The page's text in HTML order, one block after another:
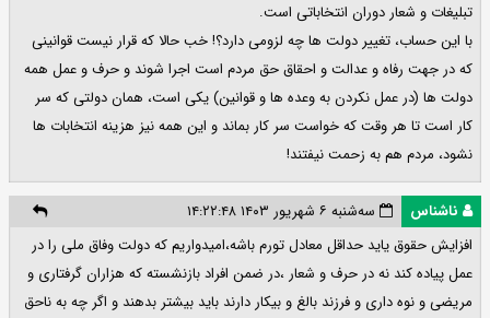
تبلیغات و شعار دوران انتخاباتی است.
با این حساب، تغییر دولت ها چه لزومی دارد؟! خب حالا که قرار نیست قوانینی
که در جهت رفاه و عدالت و احقاق حق مردم است اجرا شوند و حرف و عمل همه
دولت ها (در عمل نکردن به وعده ها و قوانین) یکی است، همان دولتی که سر
کار است تا هر وقت که خواست سر کار بماند و این همه نیز هزینه انتخابات ها
نشود، مردم هم به زحمت نیفتند!
ناشناس
سه‌شنبه ۶ شهریور ۱۴۰۳ ۱۴:۲۲:۴۸
افزایش حقوق یاید حداقل معادل تورم باشه،امیدواریم که دولت وفاق ملی را در
عمل پیاده کند نه در حرف و شعار ،در ضمن افراد بازنشسته که هزاران گرفتاری و
مریضی و نوه داری و فرزند بالغ و بیکار دارند باید بیشتر بدهند و اگر چه به ناحق